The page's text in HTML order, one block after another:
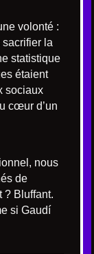
volonté :
sacrifier la
statistique
étaient
sociaux
cœur d’un
nous
de
? Bluffant.
si Gaudí